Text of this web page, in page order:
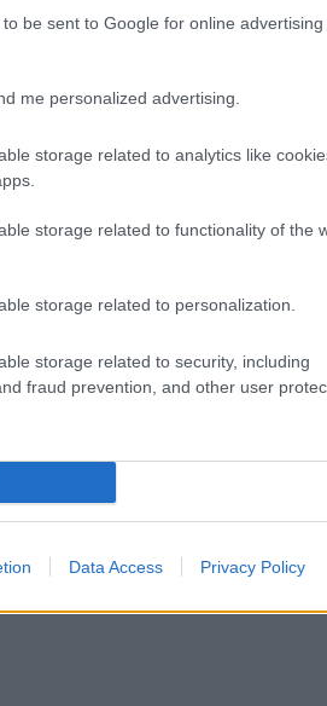
be sent to Google for online advertising
me personalized advertising.
storage related to analytics like
storage related to functionality of the
storage related to personalization.
storage related to security, including
fraud prevention, and other user
Data Access Privacy Policy